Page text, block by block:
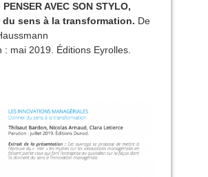
PENSER AVEC SON STYLO,
du sens à la transformation. De
: mai 2019. Éditions Eyrolles.